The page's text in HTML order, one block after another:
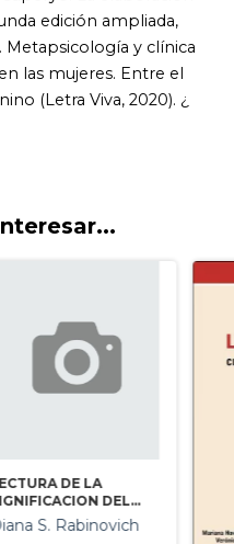
DE LA
DEL
S. Rabinovich